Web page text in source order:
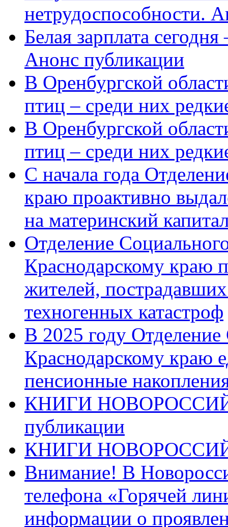
нетрудоспособности.
Белая зарплата
Анонс публикации
В Оренбургской
птиц – среди них
В Оренбургской
птиц – среди них
С начала года
краю проактивно
на материнский
Отделение
Краснодарскому краю
жителей,
техногенных катастроф
В 2025 году
Краснодарскому краю
пенсионные
КНИГИ
публикации
КНИГИ
Внимание! В
телефона «Горячей
информации о